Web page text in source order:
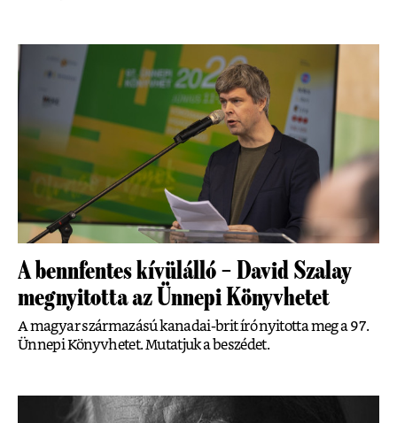
A bennfentes kívülálló – David Szalay
megnyitotta az Ünnepi Könyvhetet
A magyar származású kanadai-brit író nyitotta meg a 97.
Ünnepi Könyvhetet. Mutatjuk a beszédet.